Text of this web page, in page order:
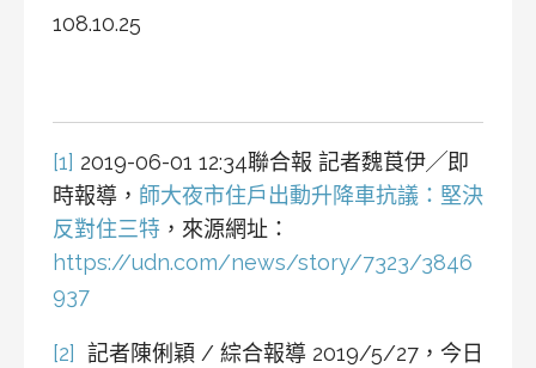
108.10.25
[1] 2019-06-01 12:34聯合報 記者魏莨伊╱即
時報導， 師大夜市住戶出動升降車抗議：堅決
反對住三特 ，來源網址：
https://udn.com/news/story/7323/3846
937
[2]
記者陳俐穎 / 綜合報導 2019/5/27，今日